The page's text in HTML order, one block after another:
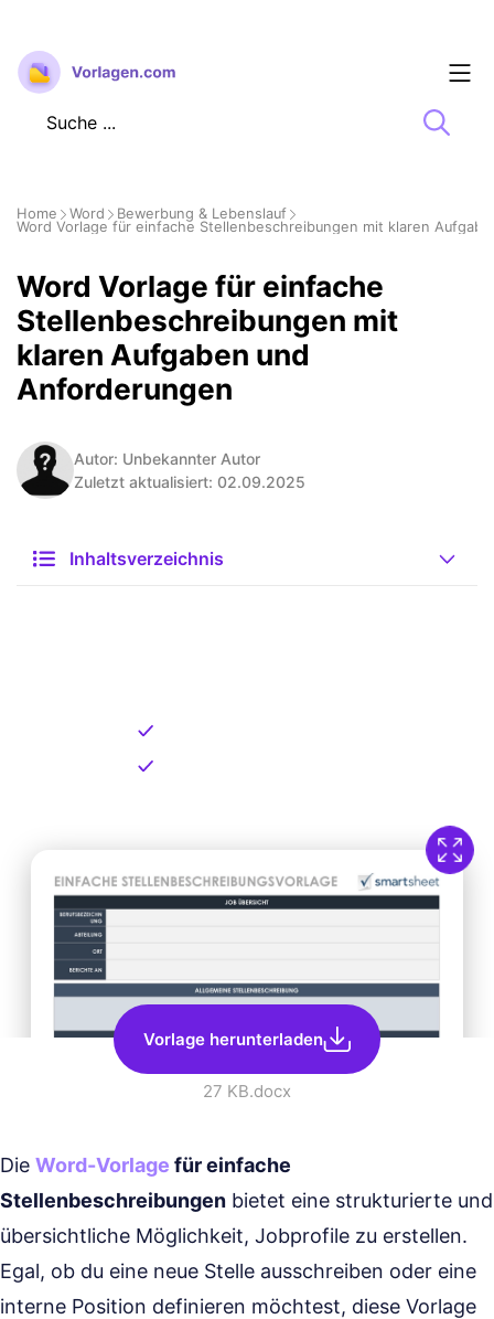
Zum
Inhalt
springen
Home Word
Bewerbung & Lebenslauf
Word Vorlage für einfache Stellenbeschreibungen mit klaren
Word Vorlage für einfache
Stellenbeschreibungen mit
klaren Aufgaben und
Anforderungen
Autor: Unbekannter Autor
Zuletzt aktualisiert: 02.09.2025
Inhaltsverzeichnis
Vorlage herunterladen
27 KB.docx
Die Word-Vorlage für einfache
Stellenbeschreibungen bietet eine strukturierte und
übersichtliche Möglichkeit, Jobprofile zu erstellen.
Egal, ob du eine neue Stelle ausschreiben oder eine
interne Position definieren möchtest, diese Vorlage